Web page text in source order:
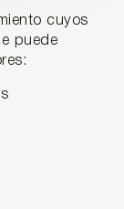
cuyos
puede